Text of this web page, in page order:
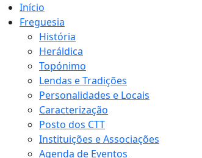
Início
Freguesia
História
Heráldica
Topónimo
Lendas e Tradições
Personalidades e Locais
Caracterização
Posto dos CTT
Instituições e Associações
Agenda de Eventos